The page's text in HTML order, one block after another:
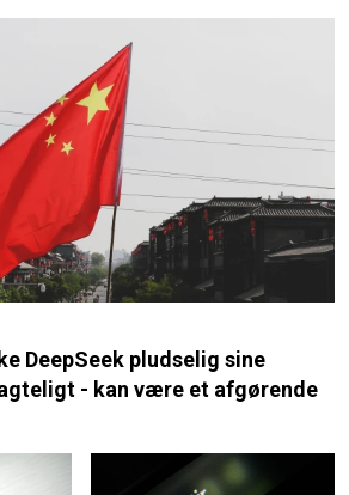
DeepSeek pludselig sine
- kan være et afgørende